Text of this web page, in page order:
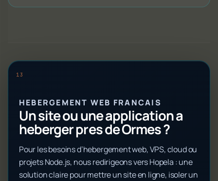
HEBERGEMENT WEB FRANCAIS
Un site ou une application a
heberger pres de Ormes ?
Pour les besoins d’hebergement web, VPS, cloud ou
projets Node.js, nous redirigeons vers Hopela : une
solution claire pour mettre un site en ligne, isoler un